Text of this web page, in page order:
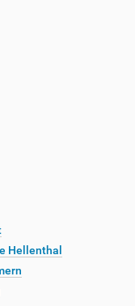
Hellenthal